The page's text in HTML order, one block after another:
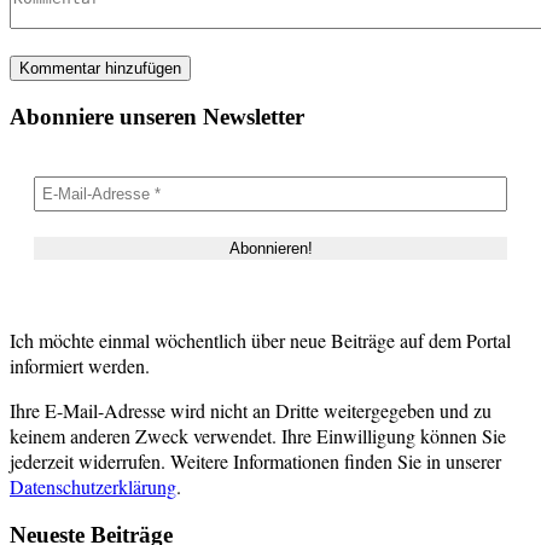
Abonniere unseren Newsletter
Ich möchte einmal wöchentlich über neue Beiträge auf dem Portal
informiert werden.
Ihre E-Mail-Adresse wird nicht an Dritte weitergegeben und zu
keinem anderen Zweck verwendet. Ihre Einwilligung können Sie
jederzeit widerrufen. Weitere Informationen finden Sie in unserer
Datenschutzerklärung.
Neueste Beiträge